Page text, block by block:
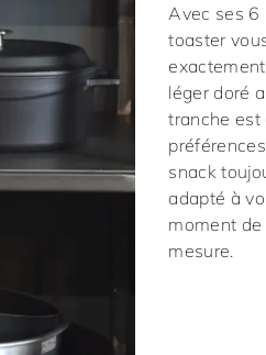
Avec ses 6
toaster
léger doré
tranche est
snack
adapté à
moment
mesure.